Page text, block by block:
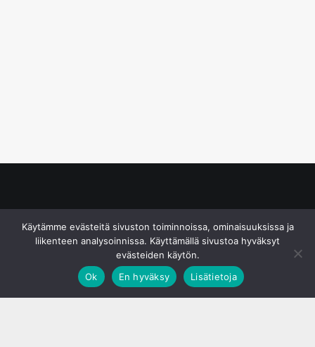
Käytämme evästeitä sivuston toiminnoissa, ominaisuuksissa ja
liikenteen analysoinnissa. Käyttämällä sivustoa hyväksyt
evästeiden käytön.
Ok
En hyväksy Lisätietoja